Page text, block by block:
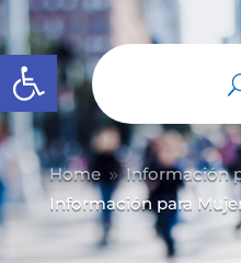
Abrir barra de
Home 9 Información
Información para